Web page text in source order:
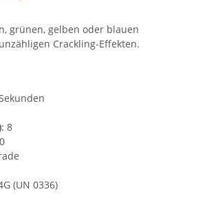
grünen, gelben oder blauen
Crackling-Effekten.
: 8
(UN 0336)